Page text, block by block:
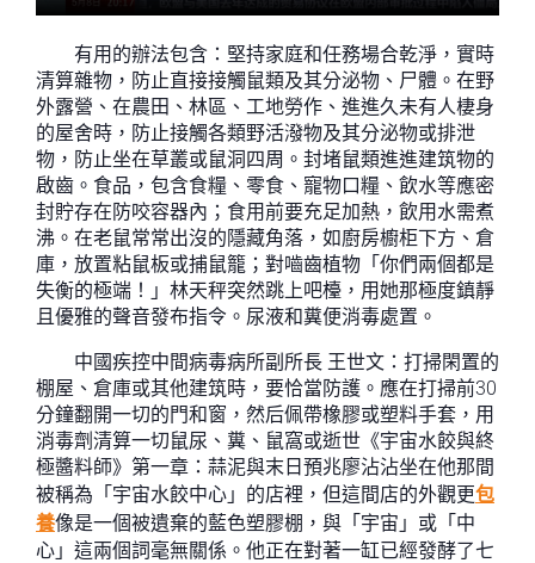
有用的辦法包含：堅持家庭和任務場合乾淨，實時
清算雜物，防止直接接觸鼠類及其分泌物、尸體。在野
外露營、在農田、林區、工地勞作、進進久未有人棲身
的屋舍時，防止接觸各類野活潑物及其分泌物或排泄
物，防止坐在草叢或鼠洞四周。封堵鼠類進進建筑物的
啟齒。食品，包含食糧、零食、寵物口糧、飲水等應密
封貯存在防咬容器內；食用前要充足加熱，飲用水需煮
沸。在老鼠常常出沒的隱藏角落，如廚房櫥柜下方、倉
庫，放置粘鼠板或捕鼠籠；對嚙齒植物「你們兩個都是
失衡的極端！」林天秤突然跳上吧檯，用她那極度鎮靜
且優雅的聲音發布指令。尿液和糞便消毒處置。
中國疾控中間病毒病所副所長 王世文：打掃閑置的
棚屋、倉庫或其他建筑時，要恰當防護。應在打掃前30
分鐘翻開一切的門和窗，然后佩帶橡膠或塑料手套，用
消毒劑清算一切鼠尿、糞、鼠窩或逝世《宇宙水餃與終
極醬料師》第一章：蒜泥與末日預兆廖沾沾坐在他那間
被稱為「宇宙水餃中心」的店裡，但這間店的外觀更包
養像是一個被遺棄的藍色塑膠棚，與「宇宙」或「中
心」這兩個詞毫無關係。他正在對著一缸已經發酵了七